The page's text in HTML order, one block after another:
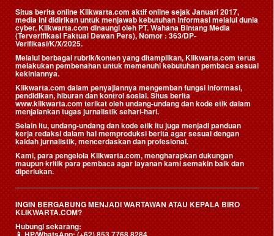
Situs berita online Klikwarta.com aktif online sejak Januari 2017,
media ini didirikan untuk menjawab kebutuhan informasi melalui dunia
cyber. Klikwarta.com dinaungi oleh PT. Wahana Bintang Media
(Terverifikasi Faktual Dewan Pers), Nomor : 363/DP-
Verifikasi/K/X/2025.
Melalui berbagai rubrik/konten yang ditampilkan, Klikwarta.com terus
melakukan pembenahan untuk memenuhi kebutuhan pembaca sesuai
kekiniannya.
Klikwarta.com dalam penyajiannya mengemban fungsi informasi,
pendidikan, hiburan dan kontrol sosial. Situs berita
www.klikwarta.com terikat oleh undang-undang dan kode etik dalam
menjalankan tugas jurnalistik sehari-hari.
Selain itu, undang-undang dan kode etik itu juga menjadi panduan
kerja redaksi dalam hal memproduksi berita agar sesuai dengan
kaidah jurnalistik, mencerdaskan dan profesional.
Kami, para pengelola Klikwarta.com, mengharapkan dukungan
maupun kritik para pembaca agar layanan kami semakin baik dan
diperlukan.
INGIN BERGABUNG MENJADI WARTAWAN ATAU KEPALA BIRO
KLIKWARTA.COM?
Hubungi sekarang: